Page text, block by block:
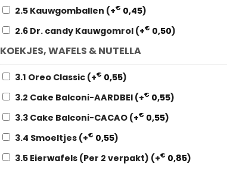
2.5 Kauwgomballen (+€ 0,45)
2.6 Dr. candy Kauwgomrol (+€ 0,50)
KOEKJES, WAFELS & NUTELLA
3.1 Oreo Classic (+€ 0,55)
3.2 Cake Balconi-AARDBEI (+€ 0,55)
3.3 Cake Balconi-CACAO (+€ 0,55)
3.4 Smoeltjes (+€ 0,55)
3.5 Eierwafels (Per 2 verpakt) (+€ 0,85)